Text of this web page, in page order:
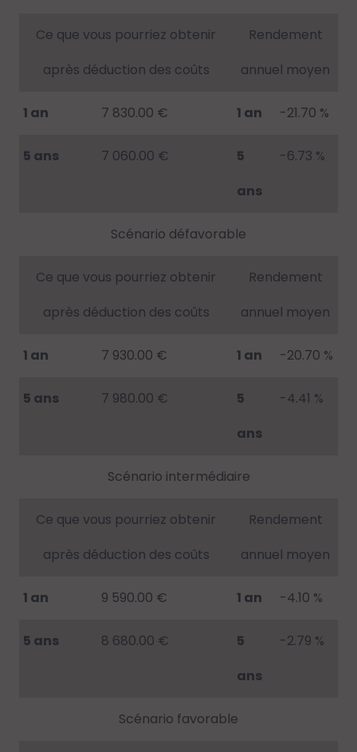
Ce que vous pourriez obtenir
après déduction des coûts
Rendement
annuel moyen
1 an 7 830.00 € 1 an -21.70 %
5 ans 7 060.00 €
5
ans
-6.73 %
Scénario défavorable
Ce que vous pourriez obtenir
après déduction des coûts
Rendement
annuel moyen
1 an 7 930.00 € 1 an -20.70 %
5 ans 7 980.00 €
5
ans
-4.41 %
Scénario intermédiaire
Ce que vous pourriez obtenir
après déduction des coûts
Rendement
annuel moyen
1 an 9 590.00 € 1 an -4.10 %
5 ans 8 680.00 €
5
ans
-2.79 %
Scénario favorable